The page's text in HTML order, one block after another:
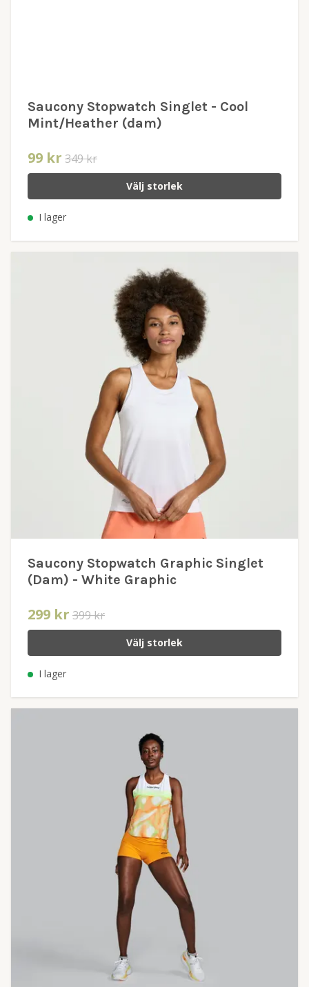
Saucony Stopwatch Singlet - Cool
Mint/Heather (dam)
99 kr 349 kr
Välj storlek
I lager
Saucony Stopwatch Graphic Singlet
(Dam) - White Graphic
299 kr 399 kr
Välj storlek
I lager